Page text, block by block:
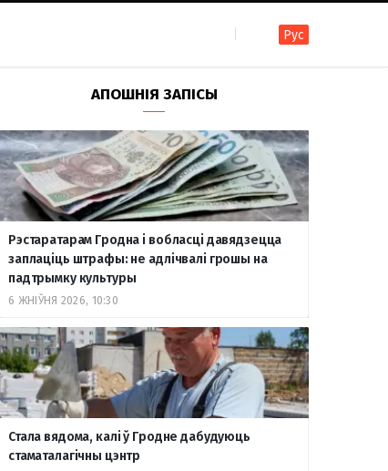
F
a
c
e
o
o
I
n
s
t
g
T
e
l
e
r
a
R
S
S
Y
o
u
T
b
e
В
к
о
н
а
к
Рус
АПОШНІЯ ЗАПІСЫ
Рэстаратарам Гродна і вобласці давядзецца
заплаціць штрафы: не адлічвалі грошы на
падтрымку культуры
6 ЖНІЎНЯ 2026, 10:30
Стала вядома, калі ў Гродне дабудуюць
стаматалагічны цэнтр